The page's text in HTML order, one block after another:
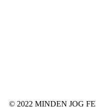
© 2022 MINDEN JOG